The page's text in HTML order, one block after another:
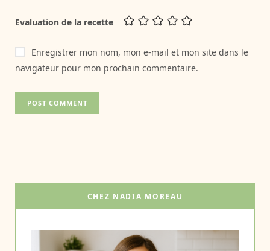
Evaluation de la recette
Enregistrer mon nom, mon e-mail et mon site dans le
navigateur pour mon prochain commentaire.
CHEZ NADIA MOREAU